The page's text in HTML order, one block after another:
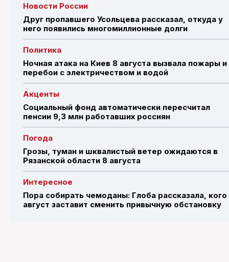
Новости России
Друг пропавшего Усольцева рассказал, откуда у
него появились многомиллионные долги
Политика
Ночная атака на Киев 8 августа вызвала пожары и
перебои с электричеством и водой
Акценты
Социальный фонд автоматически пересчитал
пенсии 9,3 млн работавших россиян
Погода
Грозы, туман и шквалистый ветер ожидаются в
Рязанской области 8 августа
Интересное
Пора собирать чемоданы: Глоба рассказала, кого
август заставит сменить привычную обстановку